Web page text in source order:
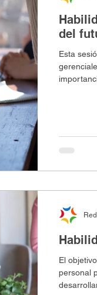
del
Esta
El
personal